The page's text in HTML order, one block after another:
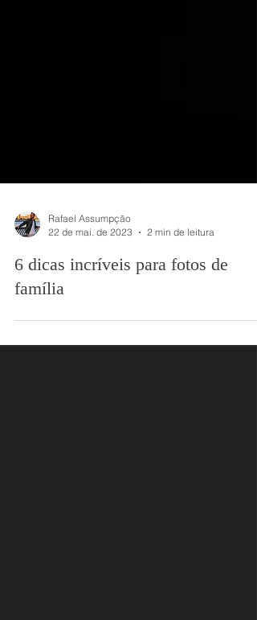
22 de mai. de 2023
2 min de leitura
6 dicas incríveis para fotos de
família